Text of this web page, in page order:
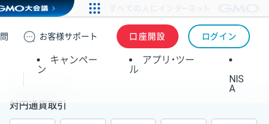
お客様サポート 口座開設 ログイン
キャンペー
ン
アプリ・ツー
ル
NIS
A
対円通貨取引